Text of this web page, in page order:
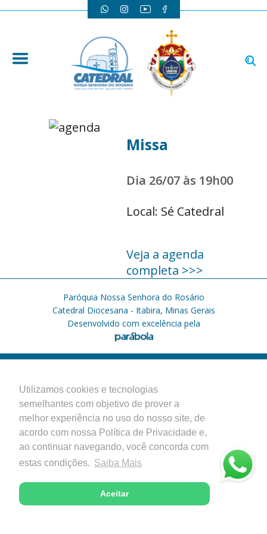
Utilizamos cookies e tecnologias
semelhantes com objetivo de prover a
melhor experiência no uso do nosso site, de
acordo com nossa Política de Privacidade e,
ao continuar navegando, você concorda com
estas condições. Saiba Mais
Aceitar
Missa
Dia 26/07 às 19h00
Local: Sé Catedral
Veja a agenda
completa >>>
Paróquia Nossa Senhora do Rosário
Catedral Diocesana - Itabira, Minas Gerais
Desenvolvido com excelência pela